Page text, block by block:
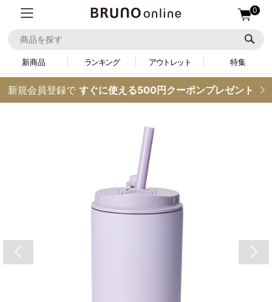
0
新商品 ランキング アウトレット 特集
新規会員登録で すぐに使える500円クーポンプレゼント